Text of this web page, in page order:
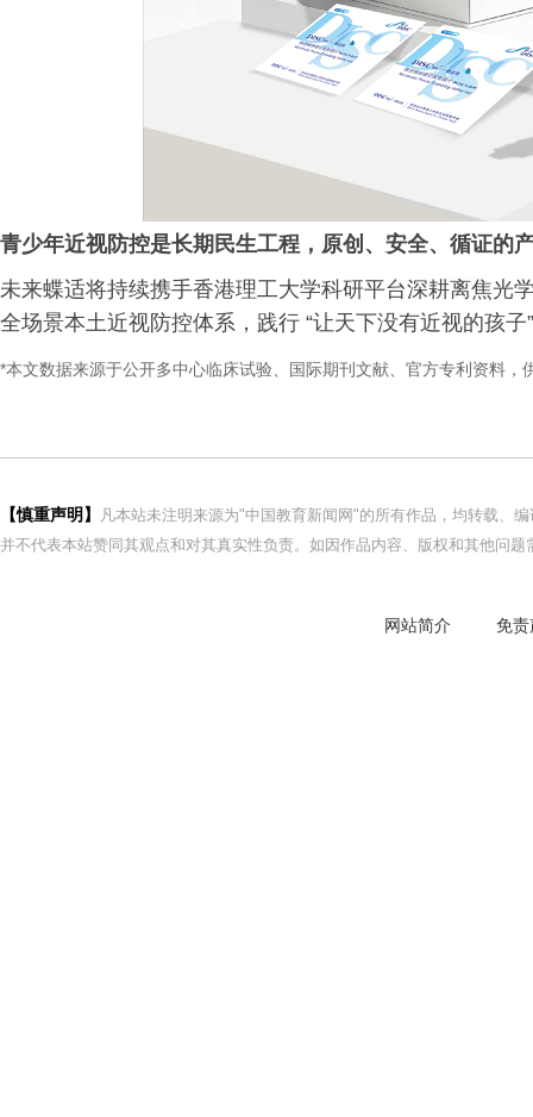
青少年近视防控是长期民生工程，原创、安全、循证的
未来蝶适将持续携手香港理工大学科研平台深耕离焦光
全场景本土近视防控体系，践行 “让天下没有近视的孩子
*本文数据来源于公开多中心临床试验、国际期刊文献、官方专利资料，
【慎重声明】
凡本站未注明来源为"中国教育新闻网"的所有作品，均转载、
并不代表本站赞同其观点和对其真实性负责。如因作品内容、版权和其他问
网站简介 免责